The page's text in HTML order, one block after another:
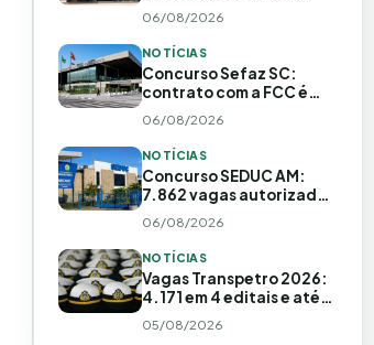
Salário de R$20 MIL
06/08/2026
NOTÍCIAS
Concurso Sefaz SC:
contrato com a FCC é
iminente
06/08/2026
NOTÍCIAS
Concurso SEDUC AM:
7.862 vagas autorizadas
06/08/2026
NOTÍCIAS
Vagas Transpetro 2026:
4.171 em 4 editais e até
05/08/2026